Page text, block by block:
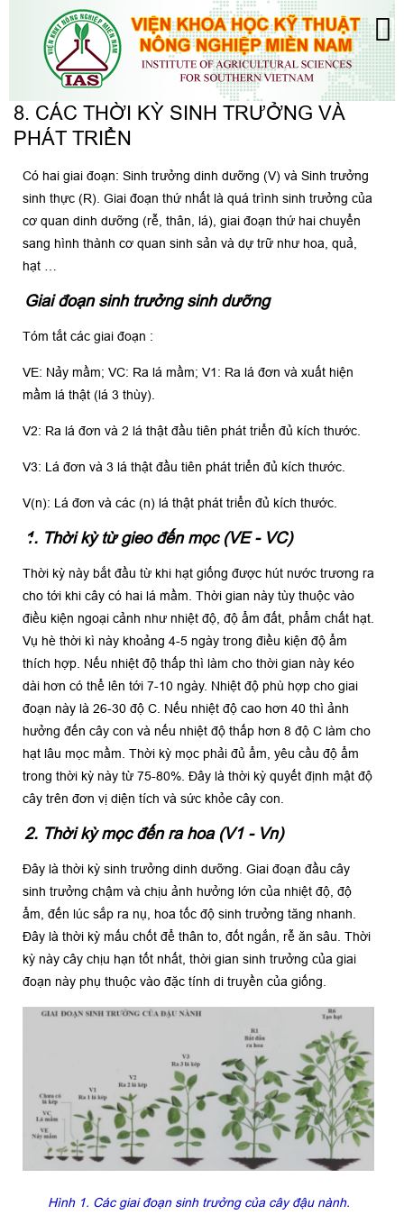
8. CÁC THỜI KỲ SINH TRƯỞNG VÀ
PHÁT TRIỂN
Có hai giai đoạn: Sinh trưởng dinh dưỡng (V) và Sinh trưởng
sinh thực (R). Giai đoạn thứ nhất là quá trình sinh trưởng của
cơ quan dinh dưỡng (rễ, thân, lá), giai đoạn thứ hai chuyển
sang hình thành cơ quan sinh sản và dự trữ như hoa, quả,
hạt …
Giai đoạn sinh trưởng sinh dưỡng
Tóm tắt các giai đoạn :
VE: Nảy mầm; VC: Ra lá mầm; V1: Ra lá đơn và xuất hiện
mầm lá thật (lá 3 thùy).
V2: Ra lá đơn và 2 lá thật đầu tiên phát triển đủ kích thước.
V3: Lá đơn và 3 lá thật đầu tiên phát triển đủ kích thước.
V(n): Lá đơn và các (n) lá thật phát triển đủ kích thước.
1. Thời kỳ từ gieo đến mọc (VE - VC)
Thời kỳ này bắt đầu từ khi hạt giống được hút nước trương ra
cho tới khi cây có hai lá mầm. Thời gian này tùy thuộc vào
điều kiện ngoại cảnh như nhiệt độ, độ ẩm đất, phẩm chất hạt.
Vụ hè thời kì này khoảng 4-5 ngày trong điều kiện độ ẩm
thích hợp. Nếu nhiệt độ thấp thì làm cho thời gian này kéo
dài hơn có thể lên tới 7-10 ngày. Nhiệt độ phù hợp cho giai
đoạn này là 26-30 độ C. Nếu nhiệt độ cao hơn 40 thì ảnh
hưởng đến cây con và nếu nhiệt độ thấp hơn 8 độ C làm cho
hạt lâu mọc mầm. Thời kỳ mọc phải đủ ẩm, yêu cầu độ ẩm
trong thời kỳ này từ 75-80%. Đây là thời kỳ quyết định mật độ
cây trên đơn vị diện tích và sức khỏe cây con.
2. Thời kỳ mọc đến ra hoa (V1 - Vn)
Đây là thời kỳ sinh trưởng dinh dưỡng. Giai đoạn đầu cây
sinh trưởng chậm và chịu ảnh hưởng lớn của nhiệt độ, độ
ẩm, đến lúc sắp ra nụ, hoa tốc độ sinh trưởng tăng nhanh.
Đây là thời kỳ mấu chốt để thân to, đốt ngắn, rễ ăn sâu. Thời
kỳ này cây chịu hạn tốt nhất, thời gian sinh trưởng của giai
đoạn này phụ thuộc vào đặc tính di truyền của giống.
Hình 1. Các giai đoạn sinh trưởng của cây đậu nành.